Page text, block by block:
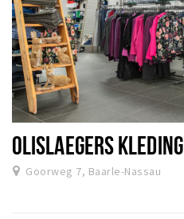
OLISLAEGERS KLEDING
Goorweg 7, Baarle-Nassau